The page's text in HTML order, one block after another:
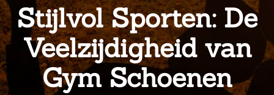
Stijlvol Sporten: De
Veelzijdigheid van
Gym Schoenen